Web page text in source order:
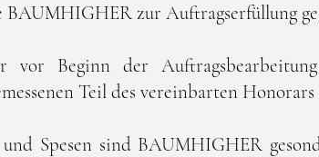
zur Auftragserfüllung
vor Beginn der
Teil des vereinbarten Honorars
Spesen sind BAUMHIGHER